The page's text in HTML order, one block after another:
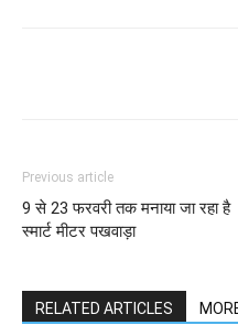
Previous article
9 से 23 फरवरी तक मनाया जा रहा है
स्मार्ट मीटर पखवाड़ा
RELATED ARTICLES